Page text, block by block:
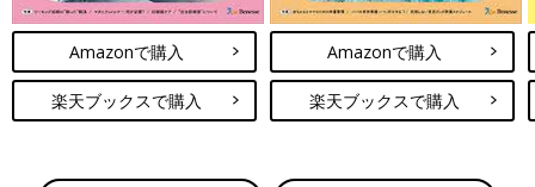
Amazonで購入
楽天ブックスで購入
Amazonで購入
楽天ブックスで購入